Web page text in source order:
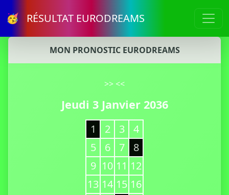
🥳 RÉSULTAT EURODREAMS
MON PRONOSTIC EURODREAMS
>> <<
Jeudi 3 Janvier 2036
1 2 3
4
5
6 7
8
9 10 11 12
13 14 15 16